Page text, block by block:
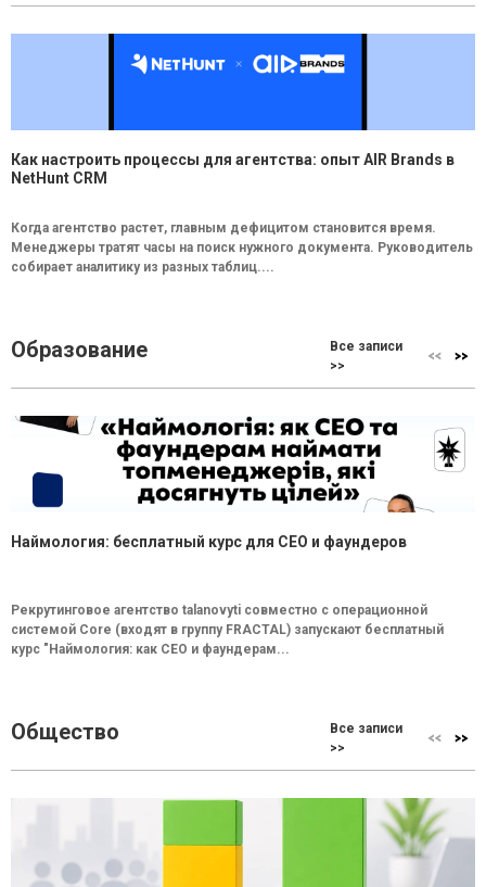
Как настроить процессы для агентства: опыт AIR Brands в
NetHunt CRM
Когда агентство растет, главным дефицитом становится время.
Менеджеры тратят часы на поиск нужного документа. Руководитель
собирает аналитику из разных таблиц....
Образование
Все записи
>>
Наймология: бесплатный курс для CEO и фаундеров
Рекрутинговое агентство talanovyti совместно с операционной
системой Core (входят в группу FRACTAL) запускают бесплатный
курс "Наймология: как СEO и фаундерам...
Общество
Все записи
>>